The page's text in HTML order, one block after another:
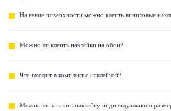
На какие поверхности можно клеить виниловые
Можно ли клеить наклейки на обои?
Что входит в комплект с наклейкой?
Можно ли заказать наклейку индивидуального